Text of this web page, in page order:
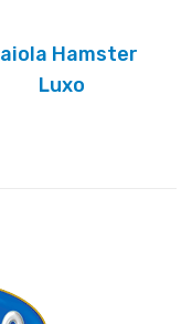
Hamster
Luxo